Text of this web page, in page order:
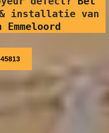
installatie van
Emmeloord